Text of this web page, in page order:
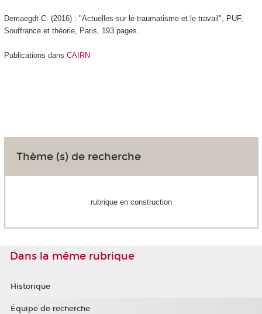
Demaegdt C. (2016) : "Actuelles sur le traumatisme et le travail", PUF,
Souffrance et théorie, Paris, 193 pages.
Publications dans CAIRN
Thème (s) de recherche
rubrique en construction
Dans la même rubrique
Historique
Équipe de recherche